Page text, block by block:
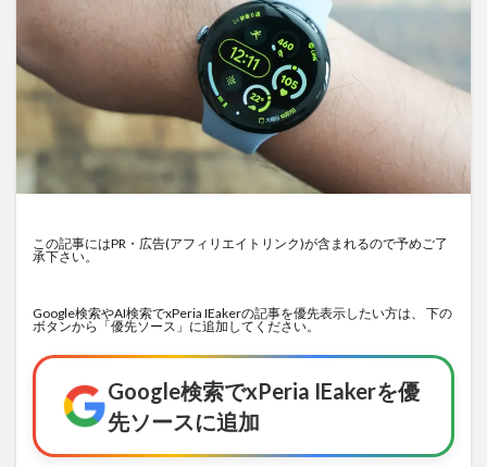
この記事にはPR・広告(アフィリエイトリンク)が含まれるので予めご了
承下さい。
Google検索やAI検索でxPeria IEakerの記事を優先表示したい方は、 下の
ボタンから「優先ソース」に追加してください。
Google検索でxPeria IEakerを優
先ソースに追加